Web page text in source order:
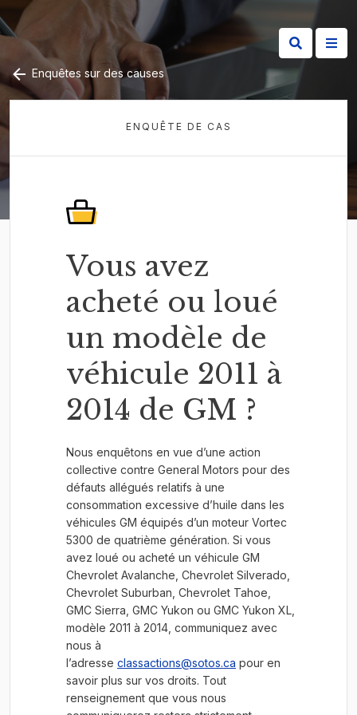
Enquêtes sur des causes
ENQUÊTE DE CAS
Vous avez
acheté ou loué
un modèle de
véhicule 2011 à
2014 de GM ?
Nous enquêtons en vue d’une action
collective contre General Motors pour des
défauts allégués relatifs à une
consommation excessive d’huile dans les
véhicules GM équipés d’un moteur Vortec
5300 de quatrième génération. Si vous
avez loué ou acheté un véhicule GM
Chevrolet Avalanche, Chevrolet Silverado,
Chevrolet Suburban, Chevrolet Tahoe,
GMC Sierra, GMC Yukon ou GMC Yukon XL,
modèle 2011 à 2014, communiquez avec
nous à
l’adresse classactions@sotos.ca pour en
savoir plus sur vos droits. Tout
renseignement que vous nous